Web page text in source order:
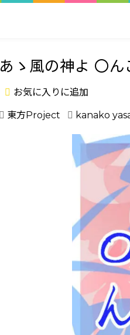
あゝ風の神よ 〇ん
お気に入りに追加
東方Project kanako